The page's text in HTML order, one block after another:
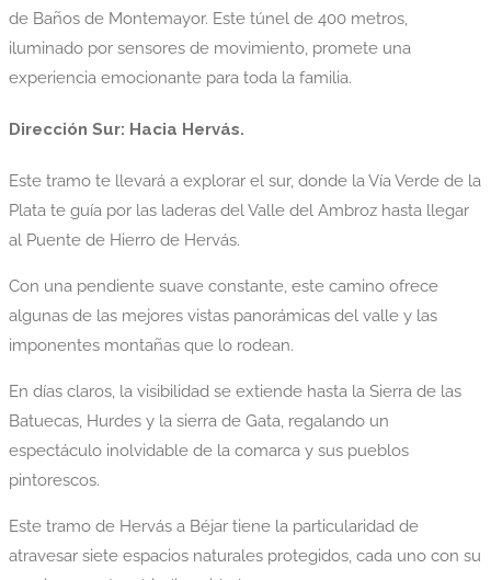
de Baños de Montemayor. Este túnel de 400 metros,
iluminado por sensores de movimiento, promete una
experiencia emocionante para toda la familia.
Dirección Sur: Hacia Hervás.
Este tramo te llevará a explorar el sur, donde la Vía Verde de la
Plata te guía por las laderas del Valle del Ambroz hasta llegar
al Puente de Hierro de Hervás.
Con una pendiente suave constante, este camino ofrece
algunas de las mejores vistas panorámicas del valle y las
imponentes montañas que lo rodean.
En días claros, la visibilidad se extiende hasta la Sierra de las
Batuecas, Hurdes y la sierra de Gata, regalando un
espectáculo inolvidable de la comarca y sus pueblos
pintorescos.
Este tramo de Hervás a Béjar tiene la particularidad de
atravesar siete espacios naturales protegidos, cada uno con su